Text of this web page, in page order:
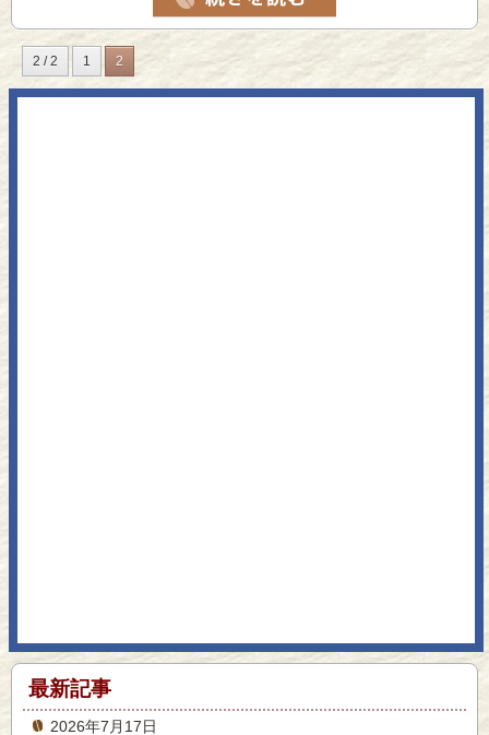
2 / 2 1 2
最新記事
2026年7月17日